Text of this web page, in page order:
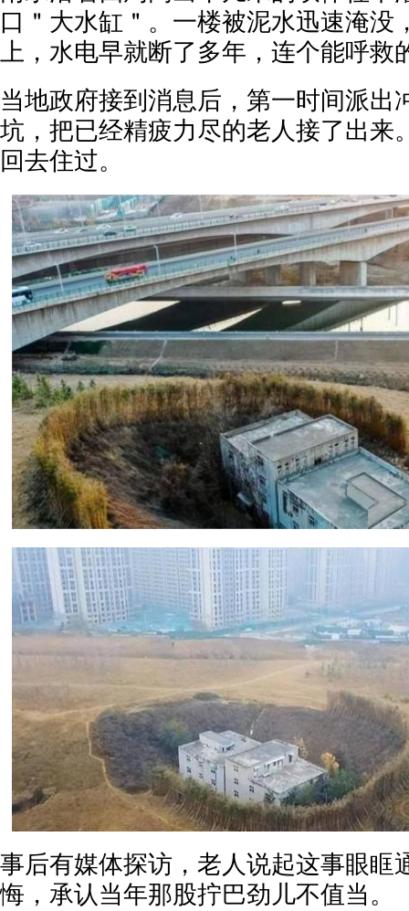
口＂大水缸＂。一楼被泥水迅速淹没
上，水电早就断了多年，连个能呼救
当地政府接到消息后，第一时间派出
坑，把已经精疲力尽的老人接了出来
回去住过。
事后有媒体探访，老人说起这事眼眶
悔，承认当年那股拧巴劲儿不值当。